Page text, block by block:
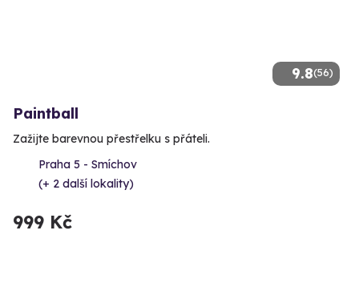
9.8(56)
Paintball
Zažijte barevnou přestřelku s přáteli.
Praha 5 - Smíchov
(+ 2 další lokality)
999 Kč